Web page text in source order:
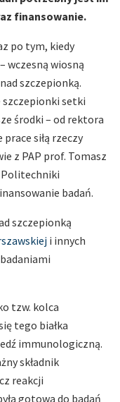
finansowanie.
po tym, kiedy
wczesną wiosną
szczepionką.
szczepionki setki
środki – od rektora
siłą rzeczy
z PAP prof. Tomasz
Politechniki
badań.
szczepionką
i innych
tzw. kolca
tego białka
immunologiczną.
składnik
reakcji
gotowa do badań